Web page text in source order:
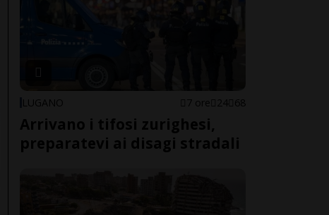
LUGANO 7 ore 24 68
Arrivano i tifosi zurighesi,
preparatevi ai disagi stradali